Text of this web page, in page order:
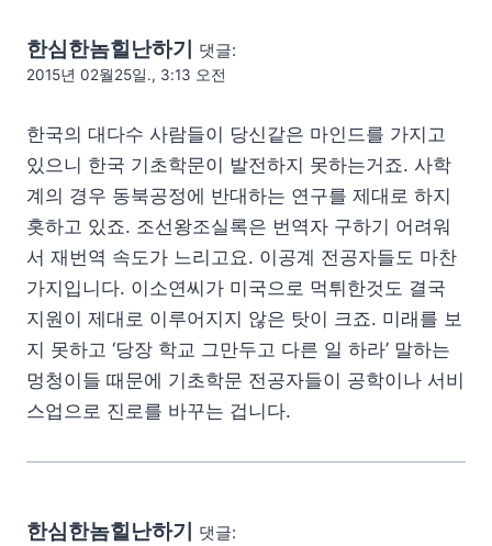
한심한놈힐난하기 댓글:
2015년 02월25일., 3:13 오전
한국의 대다수 사람들이 당신같은 마인드를 가지고
있으니 한국 기초학문이 발전하지 못하는거죠. 사학
계의 경우 동북공정에 반대하는 연구를 제대로 하지
홋하고 있죠. 조선왕조실록은 번역자 구하기 어려워
서 재번역 속도가 느리고요. 이공계 전공자들도 마찬
가지입니다. 이소연씨가 미국으로 먹튀한것도 결국
지원이 제대로 이루어지지 않은 탓이 크죠. 미래를 보
지 못하고 ‘당장 학교 그만두고 다른 일 하라’ 말하는
멍청이들 때문에 기초학문 전공자들이 공학이나 서비
스업으로 진로를 바꾸는 겁니다.
한심한놈힐난하기 댓글: